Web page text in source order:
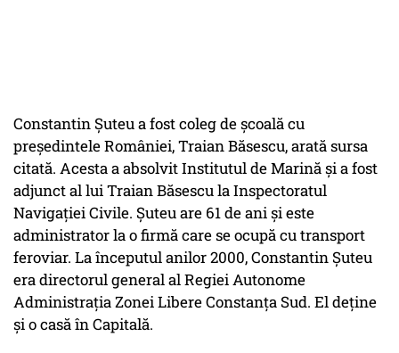
Constantin Șuteu a fost coleg de şcoală cu
preşedintele României, Traian Băsescu, arată sursa
citată. Acesta a absolvit Institutul de Marină și a fost
adjunct al lui Traian Băsescu la Inspectoratul
Navigaţiei Civile. Şuteu are 61 de ani şi este
administrator la o firmă care se ocupă cu transport
feroviar. La începutul anilor 2000, Constantin Şuteu
era directorul general al Regiei Autonome
Administraţia Zonei Libere Constanţa Sud. El deţine
şi o casă în Capitală.